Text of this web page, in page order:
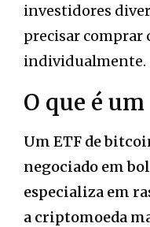
investidores
precisar comprar
individualmente.
O que é
Um ETF de
negociado em
especializa em
a criptomoeda